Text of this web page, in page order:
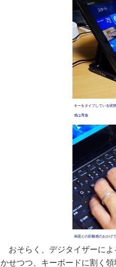
キーをタイプしている状
感は秀逸
画面との距離感のおかげ
おそらく、デジタイザーによ
かせつつ、キーボードに割く